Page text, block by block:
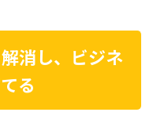
消し、ビジネ
る